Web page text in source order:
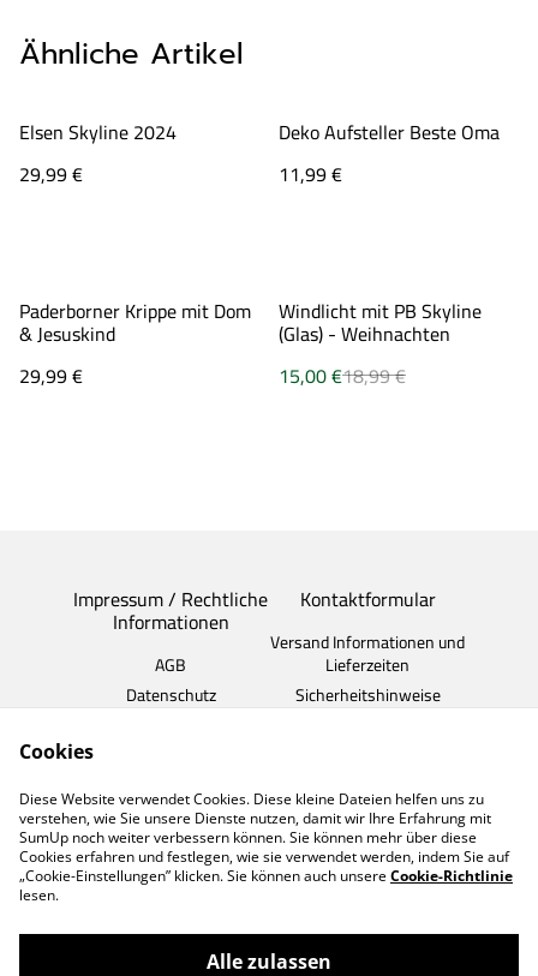
Ähnliche Artikel
Elsen Skyline 2024
29,99 €
Deko Aufsteller Beste Oma
11,99 €
Paderborner Krippe mit Dom
& Jesuskind
29,99 €
%
Windlicht mit PB Skyline
(Glas) - Weihnachten
15,00 €18,99 €
Impressum / Rechtliche
Informationen
AGB
Datenschutz
Kontaktformular
Versand Informationen und
Lieferzeiten
Sicherheitshinweise
Sie Erreichen uns am
besten per WhatsApp
Nachricht
Cookies
Diese Website verwendet Cookies. Diese kleine Dateien helfen uns zu
verstehen, wie Sie unsere Dienste nutzen, damit wir Ihre Erfahrung mit
SumUp noch weiter verbessern können. Sie können mehr über diese
Cookies erfahren und festlegen, wie sie verwendet werden, indem Sie auf
„Cookie-Einstellungen” klicken. Sie können auch unsereCookie-Richtlinie
lesen.
Alle zulassen